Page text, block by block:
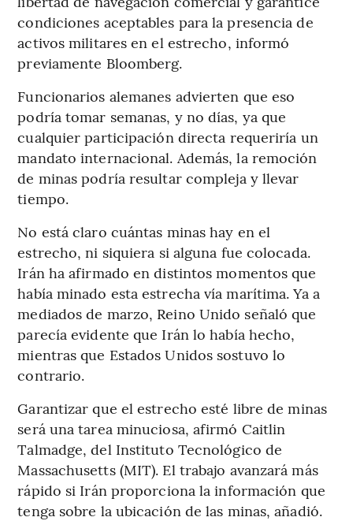
condiciones aceptables para la presencia de
activos militares en el estrecho, informó
previamente Bloomberg.
Funcionarios alemanes advierten que eso
podría tomar semanas, y no días, ya que
cualquier participación directa requeriría un
mandato internacional. Además, la remoción
de minas podría resultar compleja y llevar
tiempo.
No está claro cuántas minas hay en el
estrecho, ni siquiera si alguna fue colocada.
Irán ha afirmado en distintos momentos que
había minado esta estrecha vía marítima. Ya a
mediados de marzo, Reino Unido señaló que
parecía evidente que Irán lo había hecho,
mientras que Estados Unidos sostuvo lo
contrario.
Garantizar que el estrecho esté libre de minas
será una tarea minuciosa, afirmó Caitlin
Talmadge, del Instituto Tecnológico de
Massachusetts (MIT). El trabajo avanzará más
rápido si Irán proporciona la información que
tenga sobre la ubicación de las minas, añadió.